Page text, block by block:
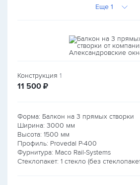
Еще 1
Конструкция 1
11 500 руб.
₽
Форма: Балкон на 3 прямых створки
Ширина: 3000 мм
Высота: 1500 мм
Профиль: Provedal P-400
Фурнитура: Maco Rail-Systems
Стеклопакет: 1 стекло (без